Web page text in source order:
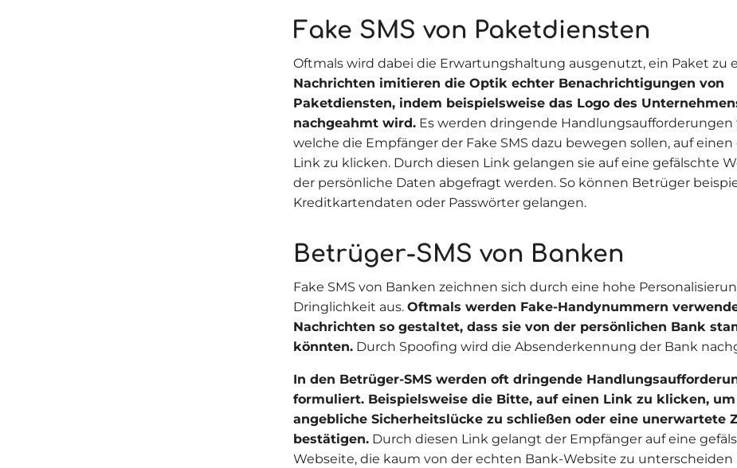
Fake SMS von Paketdiensten
Oftmals wird dabei die Erwartungshaltung ausgenutzt, ein Paket zu
Nachrichten imitieren die Optik echter Benachrichtigungen von
Paketdiensten, indem beispielsweise das Logo des
nachgeahmt wird. Es werden dringende Handlungsaufforderungen
welche die Empfänger der Fake SMS dazu bewegen sollen, auf
Link zu klicken. Durch diesen Link gelangen sie auf eine gefälschte
der persönliche Daten abgefragt werden. So können Betrüger
Kreditkartendaten oder Passwörter gelangen.
Betrüger-SMS von Banken
Fake SMS von Banken zeichnen sich durch eine hohe
Dringlichkeit aus. Oftmals werden Fake-Handynummern
Nachrichten so gestaltet, dass sie von der persönlichen Bank
könnten. Durch Spoofing wird die Absenderkennung der Bank
In den Betrüger-SMS werden oft dringende
formuliert. Beispielsweise die Bitte, auf einen Link zu klicken,
angebliche Sicherheitslücke zu schließen oder eine unerwartete
bestätigen. Durch diesen Link gelangt der Empfänger auf eine
Webseite, die kaum von der echten Bank-Website zu unterscheiden